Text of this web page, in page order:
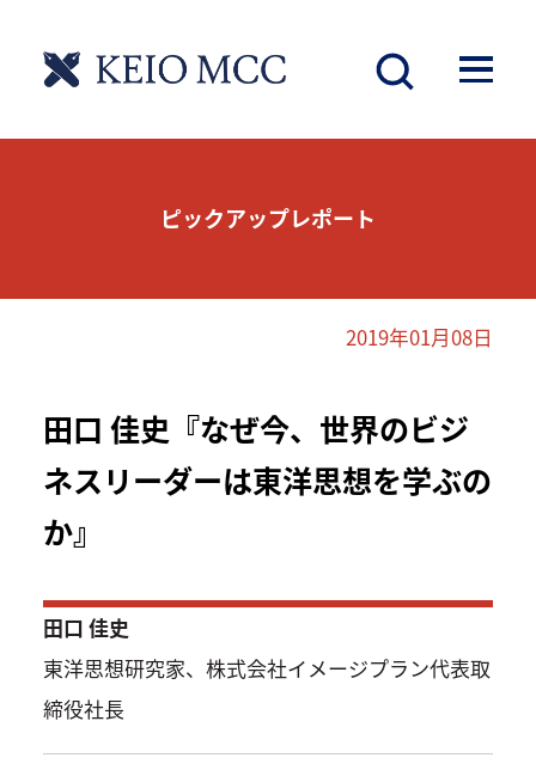
ピックアップレポート
2019年01月08日
田口 佳史『なぜ今、世界のビジ
ネスリーダーは東洋思想を学ぶの
か』
田口 佳史
東洋思想研究家、株式会社イメージプラン代表取
締役社長